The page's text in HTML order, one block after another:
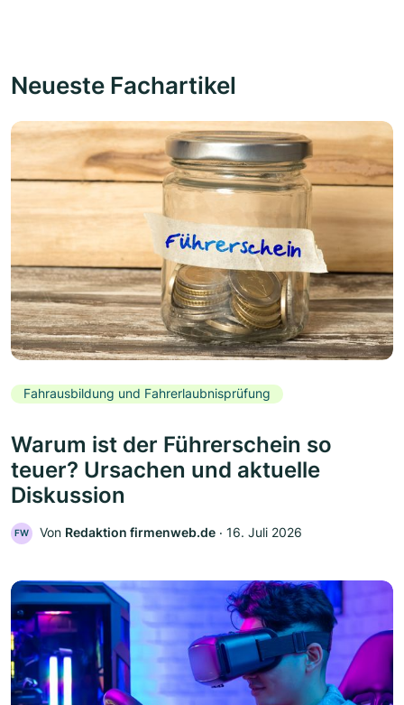
Neueste Fachartikel
Fahrausbildung und Fahrerlaubnisprüfung
Warum ist der Führerschein so
teuer? Ursachen und aktuelle
Diskussion
FW Von Redaktion firmenweb.de ‧ 16. Juli 2026